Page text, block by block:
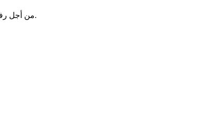
من أجل رفع حقوق الفلسطينيين في إسرائيل وفي المناطق المحتلة ندعوكم للتبرع ولدعم عمل مركز مساواة.